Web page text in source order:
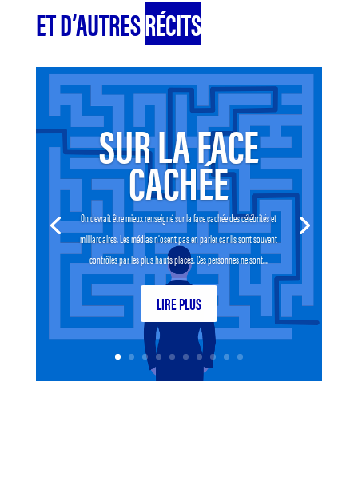
ET D’AUTRESRÉCITS
SUR LA FACE
CACHÉE
On devrait être mieux renseigné sur la face cachée des célébrités et
milliardaires. Les médias n’osent pas en parler car ils sont souvent
contrôlés par les plus hauts placés. Ces personnes ne sont...
LIRE PLUS